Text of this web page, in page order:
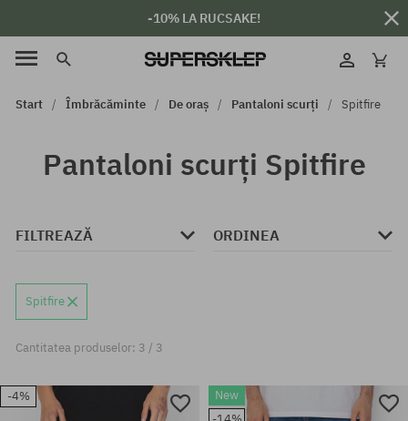
-10% LA RUCSAKE!
Start Îmbrăcăminte De oraș Pantaloni scurți Spitfire
Pantaloni scurți Spitfire
FILTREAZĂ ORDINEA
Spitfire
Cantitatea produselor: 3 / 3
-4%
New